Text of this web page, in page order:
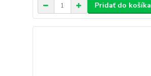
Pridať do košíka